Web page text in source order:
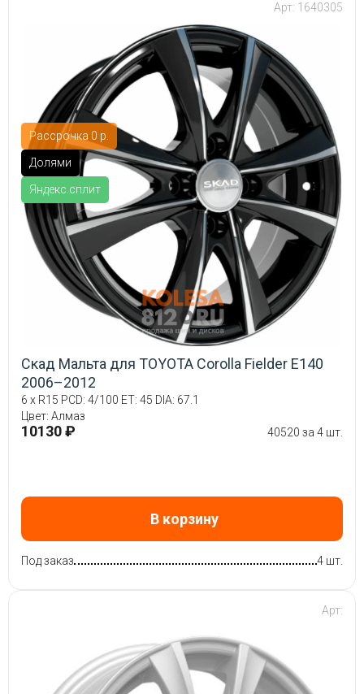
Рассрочка 0 р.
Долями
Яндекс.сплит
Арт: 1640305
Скад Мальта для TOYOTA Corolla Fielder E140
2006–2012
6 x R15 PCD: 4/100 ET: 45 DIA: 67.1
Цвет: Алмаз
10130 ₽ 40520 за 4 шт.
В корзину
Под заказ 4 шт.
Арт: